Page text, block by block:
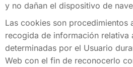
y no dañan el dispositivo de
Las cookies son procedimientos
recogida de información relativa
determinadas por el Usuario
Web con el fin de reconocerlo